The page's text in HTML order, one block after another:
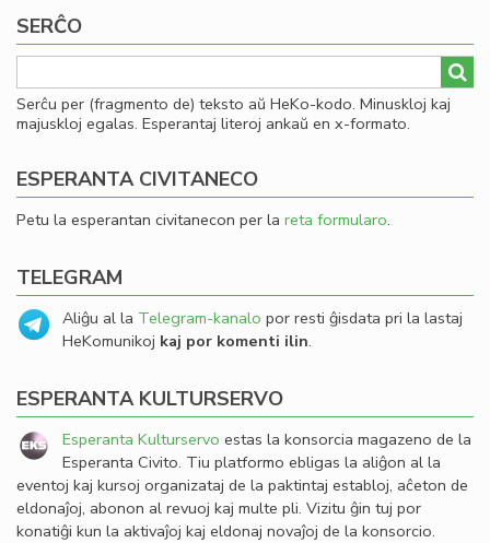
SERĈO
Serĉu per (fragmento de) teksto aŭ HeKo-kodo. Minuskloj kaj
majuskloj egalas. Esperantaj literoj ankaŭ en x-formato.
ESPERANTA CIVITANECO
Petu la esperantan civitanecon per la reta formularo.
TELEGRAM
Aliĝu al la Telegram-kanalo por resti ĝisdata pri la lastaj
HeKomunikoj kaj por komenti ilin.
ESPERANTA KULTURSERVO
Esperanta Kulturservo estas la konsorcia magazeno de la
Esperanta Civito. Tiu platformo ebligas la aliĝon al la
eventoj kaj kursoj organizataj de la paktintaj establoj, aĉeton de
eldonaĵoj, abonon al revuoj kaj multe pli. Vizitu ĝin tuj por
konatiĝi kun la aktivaĵoj kaj eldonaj novaĵoj de la konsorcio.